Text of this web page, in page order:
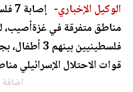
الوكيل الإخباري-
فلسطينيين
قوات الاحتلال الإسرائيلي